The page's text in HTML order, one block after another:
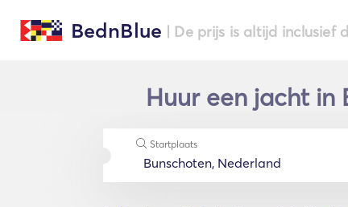
BednBlue | De prijs is altijd inclusief
Huur een jacht in
Startplaats